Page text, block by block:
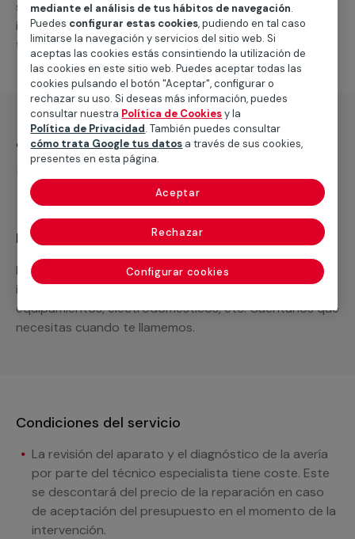
suministro de los materiales necesarios, las
intervenciones a realizar, o la mano de obra que hará
falta para completar tu proyecto.
¿Qué incluye?
Recuerda que en MULTIMAP
Podemos ofrecer cualquier servicio a medida
incluyendo todo lo que necesites: materiales,
equipamientos, electrodomésticos, etc. Cuéntanos que
necesitas cuando te llamemos.
Condiciones del servicio
La revisión del aparato y el diagnóstico de la avería
por parte del técnico especialista tiene coste. Este
se descontará del precio de la reparación en caso
de aceptación del presupuesto en el momento de la
intervención.
mediante el análisis de tus hábitos de navegación.
Puedes configurar estas cookies, pudiendo en tal caso
limitarse la navegación y servicios del sitio web. Si
aceptas las cookies estás consintiendo la utilización de
las cookies en este sitio web. Puedes aceptar todas las
cookies pulsando el botón "Aceptar", configurar o
rechazar su uso. Si deseas más información, puedes
consultar nuestra Política de Cookiesy la
Política de Privacidad. También puedes consultar
cómo trata Google tus datos a través de sus cookies,
presentes en esta página.
Configurar cookies
Rechazar
Aceptar